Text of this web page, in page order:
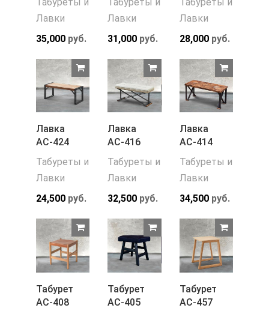
Лавки
35,000 руб.
Лавки
31,000 руб.
Лавки
28,000руб.
Лавка
АС-424
Табуреты и
Лавки
24,500 руб.
Лавка
АС-416
Табуреты и
Лавки
32,500 руб.
Лавка
АС-414
Табуреты и
Лавки
34,500руб.
Табурет
АС-408
Табурет
АС-405
Табурет
АС-457